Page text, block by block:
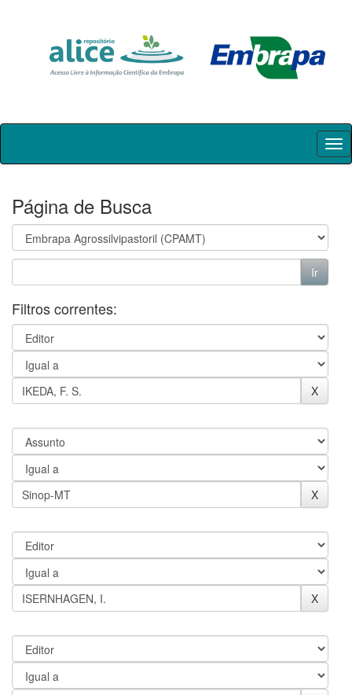
Skip
Página de Busca
Filtros correntes: